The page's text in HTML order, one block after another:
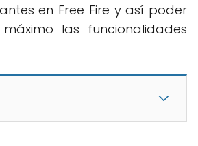
en Free Fire y así poder
las funcionalidades